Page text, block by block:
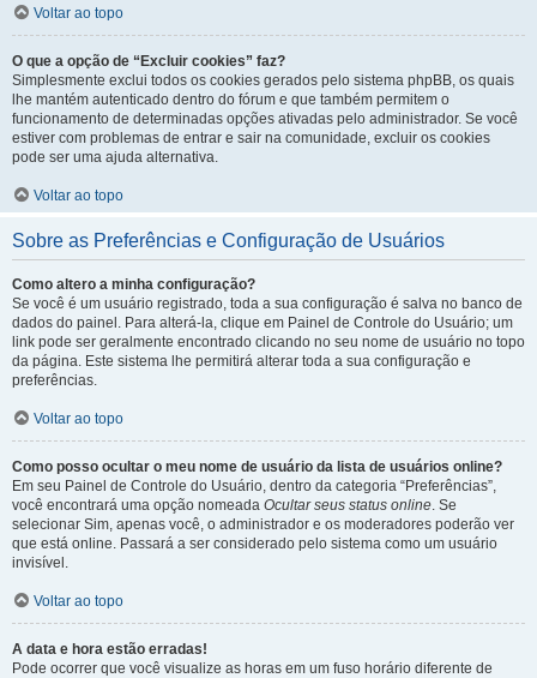
Voltar ao topo
O que a opção de “Excluir cookies” faz?
Simplesmente exclui todos os cookies gerados pelo sistema phpBB, os quais
lhe mantém autenticado dentro do fórum e que também permitem o
funcionamento de determinadas opções ativadas pelo administrador. Se você
estiver com problemas de entrar e sair na comunidade, excluir os cookies
pode ser uma ajuda alternativa.
Voltar ao topo
Sobre as Preferências e Configuração de Usuários
Como altero a minha configuração?
Se você é um usuário registrado, toda a sua configuração é salva no banco de
dados do painel. Para alterá-la, clique em Painel de Controle do Usuário; um
link pode ser geralmente encontrado clicando no seu nome de usuário no topo
da página. Este sistema lhe permitirá alterar toda a sua configuração e
preferências.
Voltar ao topo
Como posso ocultar o meu nome de usuário da lista de usuários online?
Em seu Painel de Controle do Usuário, dentro da categoria “Preferências”,
você encontrará uma opção nomeada Ocultar seus status online. Se
selecionar Sim, apenas você, o administrador e os moderadores poderão ver
que está online. Passará a ser considerado pelo sistema como um usuário
invisível.
Voltar ao topo
A data e hora estão erradas!
Pode ocorrer que você visualize as horas em um fuso horário diferente de